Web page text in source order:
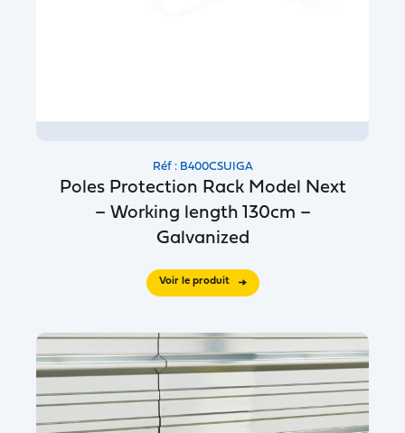
Réf : B400CSUIGA
Poles Protection Rack Model Next
– Working length 130cm –
Galvanized
Voir le produit